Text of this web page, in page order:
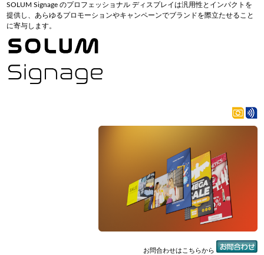
SOLUM Signage のプロフェッショナル ディスプレイは汎用性とインパクトを
提供し、あらゆるプロモーションやキャンペーンでブランドを際立たせること
に寄与します。
お問合わせはこちらから